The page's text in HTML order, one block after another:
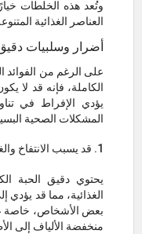
وتُعد هذه الخلطات
العناصر الغذائية
أضرار وسلبيات
على الرغم من الفوائد
الكاملة، فإنه قد لا
يؤدي الإفراط في
المشكلات الصحية
1. قد يسبب الانتفاخ والغازات
يحتوي دقيق الحبة
الغذائية، مما قد يؤدي
بعض الأشخاص، خاصة
منخفضة الألياف إلى